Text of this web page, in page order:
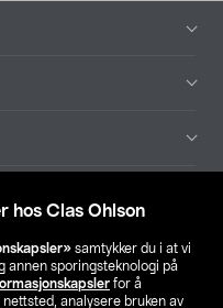
hos Clas Ohlson
samtykker du i at vi
annen sporingsteknologi på
for å
analysere bruken av
butikk